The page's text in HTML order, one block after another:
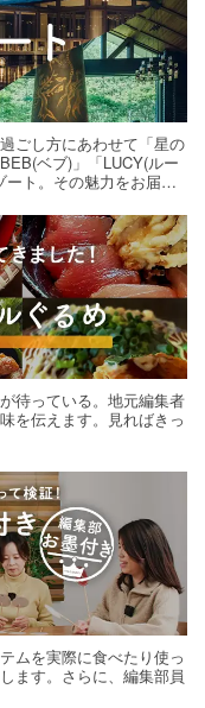
ごし方にあわせて「星の
ベブ)」「LUCY(ルー
ト。その魅力をお届け
待っている。地元編集者
を伝えます。見ればきっ
ムを実際に食べたり使っ
ます。さらに、編集部員